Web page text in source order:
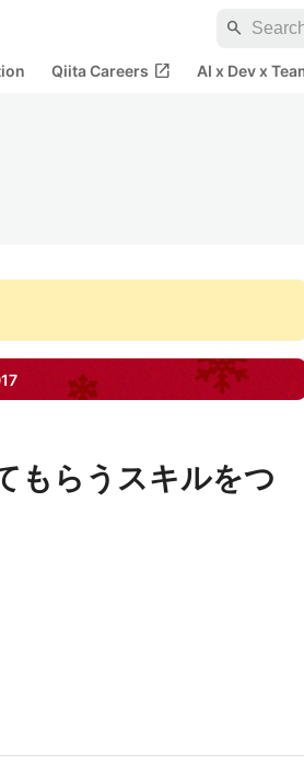
search
Qiita Careers open_in_new AI x Dev x
もらうスキルをつ